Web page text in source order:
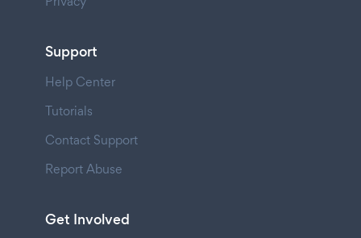
Support
Help Center
Tutorials
Contact Support
Report Abuse
Get Involved